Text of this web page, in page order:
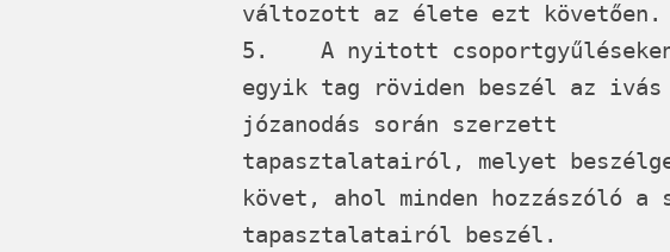
változott az élete ezt követően.
5. A nyitott
egyik tag röviden beszél az ivás
józanodás során szerzett
tapasztalatairól, melyet
követ, ahol minden hozzászóló a
tapasztalatairól beszél.